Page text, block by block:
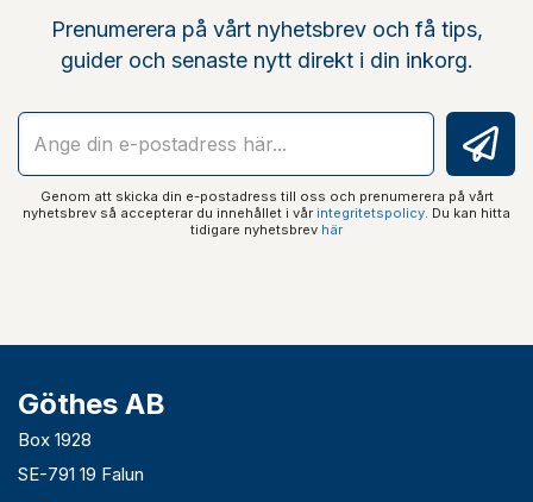
Prenumerera på vårt nyhetsbrev och få tips,
guider och senaste nytt direkt i din inkorg.
Genom att skicka din e-postadress till oss och prenumerera på vårt
nyhetsbrev så accepterar du innehållet i vår integritetspolicy. Du kan hitta
tidigare nyhetsbrev här
Göthes AB
Box 1928
SE-791 19 Falun